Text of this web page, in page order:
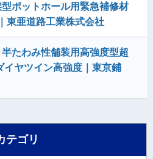
ポットホール用緊急補修材
東亜道路工業株式会社
たわみ性舗装用高強度型超
イヤツイン高強度｜東京鋪
テゴリ